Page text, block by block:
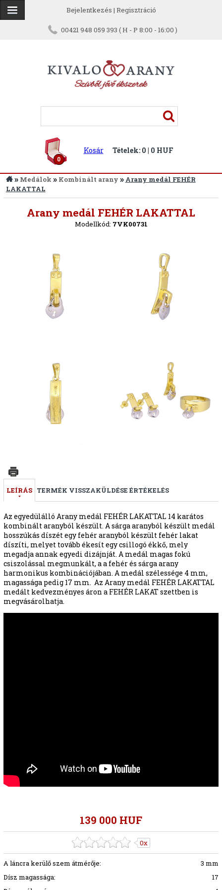
Bejelentkezés | Regisztráció
00421 948 059 393 ( H - P 8:00 - 16:00 )
0
Kosár Tételek: 0 | 0 HUF
» Medálok » Kombinált arany » Arany medál FEHÉR
LAKATTAL
Arany medál FEHÉR LAKATTAL
Modellkód: 7VK00731
Vissza
LEÍRÁS TERMÉK VISSZAKÜLDÉSE ÉRTÉKELÉS
Az egyedülálló Arany medál FEHÉR LAKATTAL 14 karátos
kombinált aranyból készült. A sárga aranyból készült medál
hosszúkás díszét egy fehér aranyból készült fehér lakat
díszíti, melyet tovább ékesít egy csillogó ékkő, mely
megadja annak egyedi dizájnját. A medál magas fokú
csiszolással megmunkált, a a fehér és sárga arany
harmonikus kombinációjában. A medál szélessége 4 mm,
magassága pedig 17 mm. Az Arany medál FEHÉR LAKATTAL
medált kedvezményes áron a FEHÉR LAKAT szettben is
megvásárolhatja.
139 000 HUF
0x
A láncra kerülő szem átmérője:
3 mm
Dísz magassága:
17